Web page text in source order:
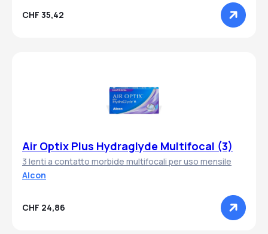
CHF 35,42
Air Optix Plus Hydraglyde Multifocal (3)
3 lenti a contatto morbide multifocali per uso mensile
Alcon
CHF 24,86